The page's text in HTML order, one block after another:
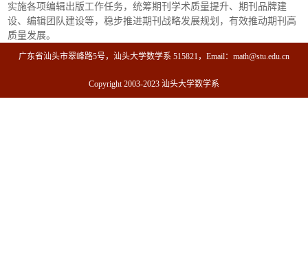
实施各项编辑出版工作任务，统筹期刊学术质量提升、期刊品牌建
设、编辑团队建设等，稳步推进期刊战略发展规划，有效推动期刊高
质量发展。
广东省汕头市翠峰路5号，汕头大学数学系 515821，Email：math@stu.edu.cn
Copyright 2003-2023 汕头大学数学系